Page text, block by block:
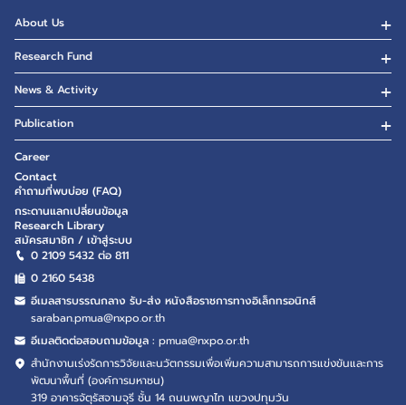
About Us
Research Fund
News & Activity
Publication
Career
Contact
คำถามที่พบบ่อย (FAQ)
กระดานแลกเปลี่ยนข้อมูล
Research Library
สมัครสมาชิก / เข้าสู่ระบบ
0 2109 5432 ต่อ 811
0 2160 5438
อีเมลสารบรรณกลาง รับ-ส่ง หนังสือราชการทางอิเล็กทรอนิกส์
saraban.pmua@nxpo.or.th
อีเมลติดต่อสอบถามข้อมูล : pmua@nxpo.or.th
สำนักงานเร่งรัดการวิจัยและนวัตกรรมเพื่อเพิ่มความสามารถการแข่งขันและการ
พัฒนาพื้นที่ (องค์การมหาชน)
319 อาคารจัตุรัสจามจุรี ชั้น 14 ถนนพญาไท แขวงปทุมวัน